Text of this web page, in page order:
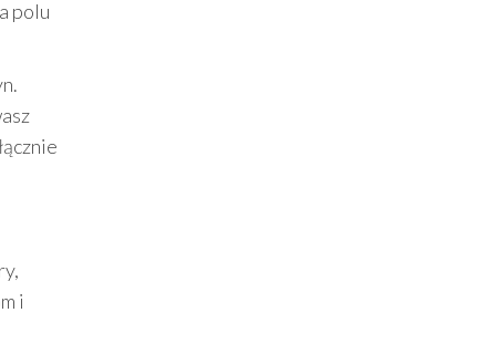
polu
i